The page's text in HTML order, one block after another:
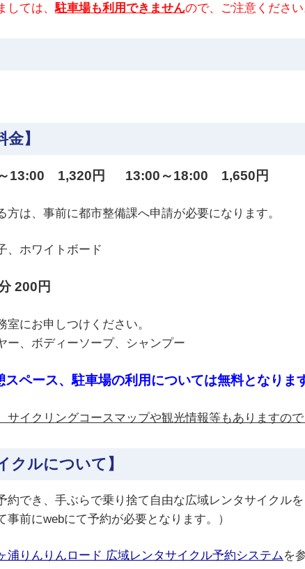
しては、駐車場も利用できませんので、ご注意ください
金】
～13:00 1,320円 13:00～18:00 1,650円
は、事前に都市整備課へ申請が必要になります。
、ホワイトボード
200円
にお申しつけください。
、ボディーソープ、シャンプー
ペース、駐車場の利用については無料となりま
サイクリングコースマップや観光情報等もありますので
クルについて】
約でき、手ぶらで乗り捨て自由な広域レンタサイクル
事前にwebにて予約が必要となります。）
浦りんりんロード 広域レンタサイクル予約システムを